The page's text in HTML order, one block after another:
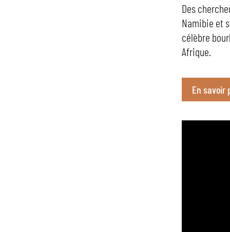
Des
Namibie et
célèbre
Afrique.
En savoir